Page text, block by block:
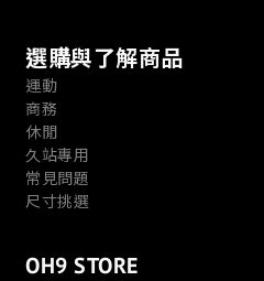
選購與了解商品
運動
商務
休閒
久站專用
常見問題
尺寸挑選
OH9 STORE